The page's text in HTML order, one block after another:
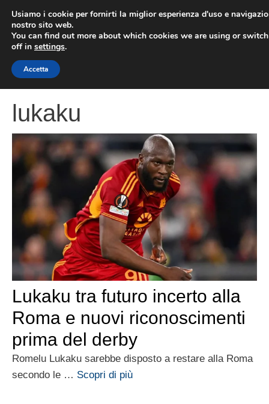
contenuto
lukaku
Lukaku tra futuro incerto alla
Roma e nuovi riconoscimenti
prima del derby
Romelu Lukaku sarebbe disposto a restare alla Roma
secondo le … Scopri di più
Usiamo i cookie per fornirti la miglior esperienza d'uso e
nostro sito web.
You can find out more about which cookies we are using or
off in settings.
Accetta